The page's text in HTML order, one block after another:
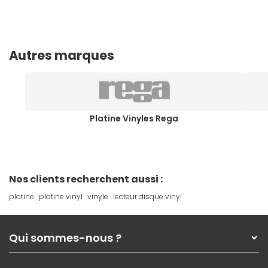
Autres marques
Platine Vinyles Rega
Nos clients recherchent aussi :
platine platine vinyl vinyle lecteur disque vinyl
Qui sommes-nous ?